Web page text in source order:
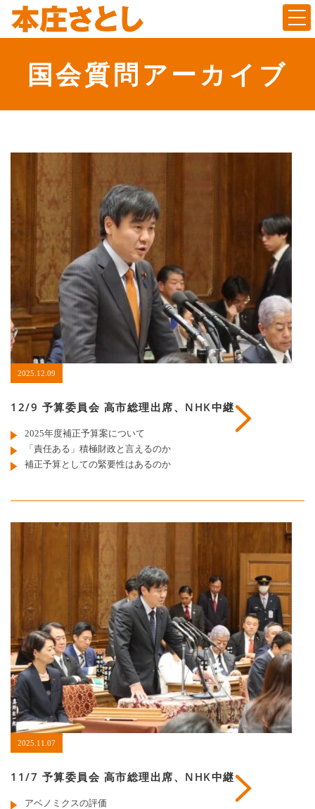
国会質問アーカイブ
2025.12.09
12/9 予算委員会 高市総理出席、NHK中継
2025年度補正予算案について
「責任ある」積極財政と言えるのか
補正予算としての緊要性はあるのか
2025.11.07
11/7 予算委員会 高市総理出席、NHK中継
アベノミクスの評価